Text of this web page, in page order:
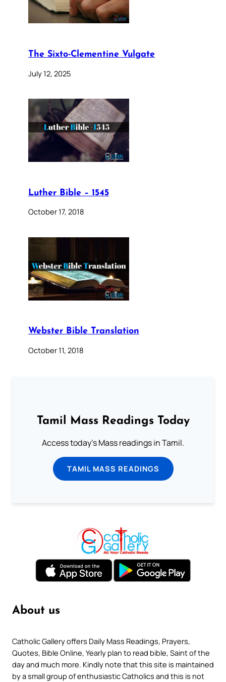
The Sixto-Clementine Vulgate
July 12, 2025
Luther Bible – 1545
October 17, 2018
Webster Bible Translation
October 11, 2018
Tamil Mass Readings Today
Access today's Mass readings in Tamil.
TAMIL MASS READINGS
About us
Catholic Gallery offers Daily Mass Readings, Prayers,
Quotes, Bible Online, Yearly plan to read bible, Saint of the
day and much more. Kindly note that this site is maintained
by a small group of enthusiastic Catholics and this is not